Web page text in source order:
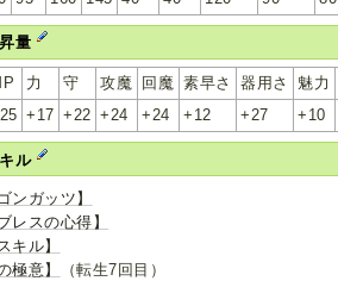
量
力 守 攻魔 回魔 素早さ 器用さ 魅力
+17 +22 +24 +24 +12 +27 +10
ル
ンガッツ】
レスの心得】
キル】
極意】
（転生7回目）